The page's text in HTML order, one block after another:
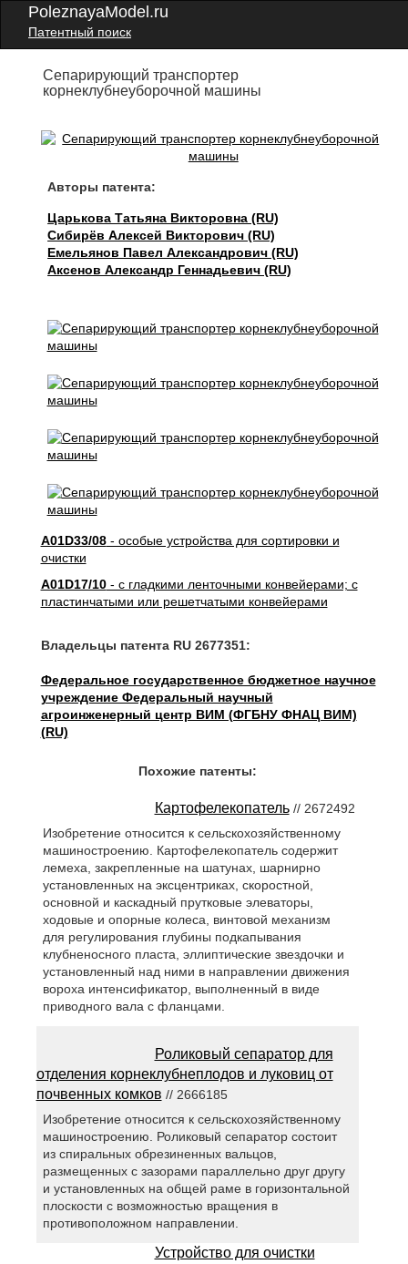
PoleznayaModel.ru
Патентный поиск
Сепарирующий транспортер
корнеклубнеуборочной машины
Авторы патента:
Царькова Татьяна Викторовна (RU)
Сибирёв Алексей Викторович (RU)
Емельянов Павел Александрович (RU)
Аксенов Александр Геннадьевич (RU)
A01D33/08- особые устройства для сортировки и
очистки
A01D17/10- с гладкими ленточными конвейерами; с
пластинчатыми или решетчатыми конвейерами
Владельцы патента RU 2677351:
Федеральное государственное бюджетное научное
учреждение Федеральный научный
агроинженерный центр ВИМ (ФГБНУ ФНАЦ ВИМ)
(RU)
Похожие патенты:
Картофелекопатель// 2672492
Изобретение относится к сельскохозяйственному
машиностроению. Картофелекопатель содержит
лемеха, закрепленные на шатунах, шарнирно
установленных на эксцентриках, скоростной,
основной и каскадный прутковые элеваторы,
ходовые и опорные колеса, винтовой механизм
для регулирования глубины подкапывания
клубненосного пласта, эллиптические звездочки и
установленный над ними в направлении движения
вороха интенсификатор, выполненный в виде
приводного вала с фланцами.
Роликовый сепаратор для
отделения корнеклубнеплодов и луковиц от
почвенных комков // 2666185
Изобретение относится к сельскохозяйственному
машиностроению. Роликовый сепаратор состоит
из спиральных обрезиненных вальцов,
размещенных с зазорами параллельно друг другу
и установленных на общей раме в горизонтальной
плоскости с возможностью вращения в
противоположном направлении.
Устройство для очистки